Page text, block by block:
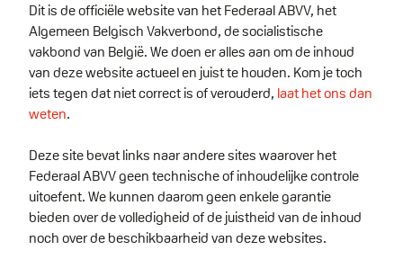
Dit is de officiële website van het Federaal ABVV, het
Algemeen Belgisch Vakverbond, de socialistische
vakbond van België. We doen er alles aan om de inhoud
van deze website actueel en juist te houden. Kom je toch
iets tegen dat niet correct is of verouderd, laat het ons dan
weten.
Deze site bevat links naar andere sites waarover het
Federaal ABVV geen technische of inhoudelijke controle
uitoefent. We kunnen daarom geen enkele garantie
bieden over de volledigheid of de juistheid van de inhoud
noch over de beschikbaarheid van deze websites.